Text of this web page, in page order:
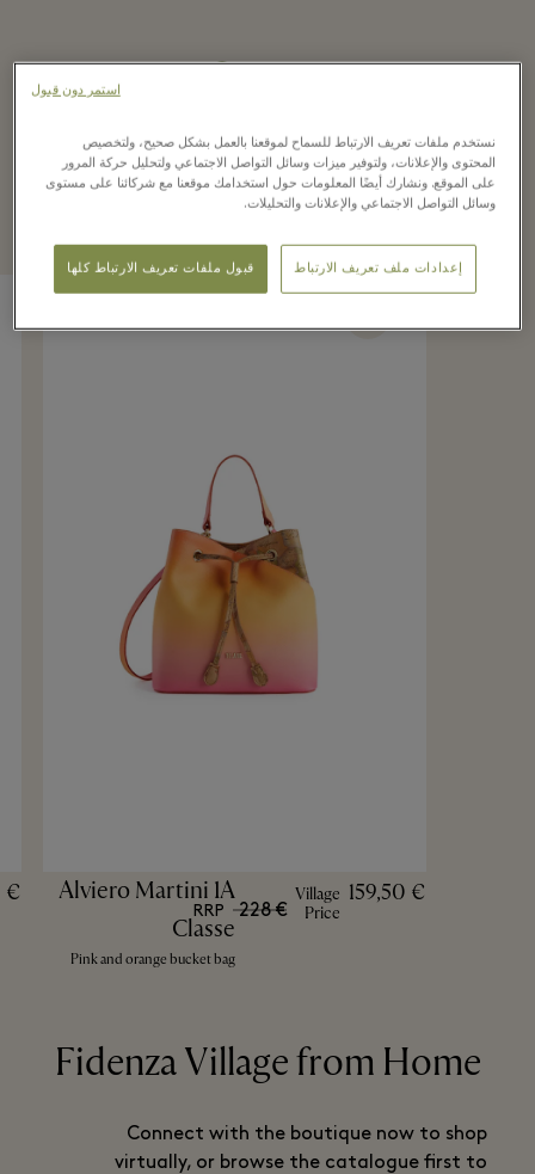
Recently seen in the
boutique
€
Alviero Martini 1A
Classe
Pink and orange bucket bag
Village
Price
159,50 €
RRP 228 €
Fidenza Village from Home
Connect with the boutique now to shop
virtually, or browse the catalogue first to
Become a member
Discover a world of personalised experiences and special
surprises from your favourite luxury brands.
Sign in
نستخدم ملفات تعريف الارتباط للسماح لموقعنا بالعمل بشكل صحيح، ولتخصيص
المحتوى والإعلانات، ولتوفير ميزات وسائل التواصل الاجتماعي ولتحليل حركة المرور
على الموقع. ونشارك أيضًا المعلومات حول استخدامك موقعنا مع شركائنا على مستوى
وسائل التواصل الاجتماعي والإعلانات والتحليلات.
إعدادات ملف تعريف الارتباط قبول ملفات تعريف الارتباط كلها
استمر دون قبول